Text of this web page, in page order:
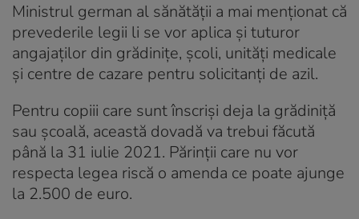
Ministrul german al sănătăţii a mai menţionat că
prevederile legii li se vor aplica şi tuturor
angajaţilor din grădiniţe, şcoli, unităţi medicale
şi centre de cazare pentru solicitanţi de azil.
Pentru copiii care sunt înscrişi deja la grădiniţă
sau şcoală, această dovadă va trebui făcută
până la 31 iulie 2021. Părinții care nu vor
respecta legea riscă o amenda ce poate ajunge
la 2.500 de euro.